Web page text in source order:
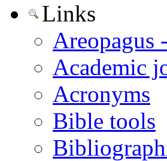
Links
Areopagus
Academic
Acronyms
Bible tools